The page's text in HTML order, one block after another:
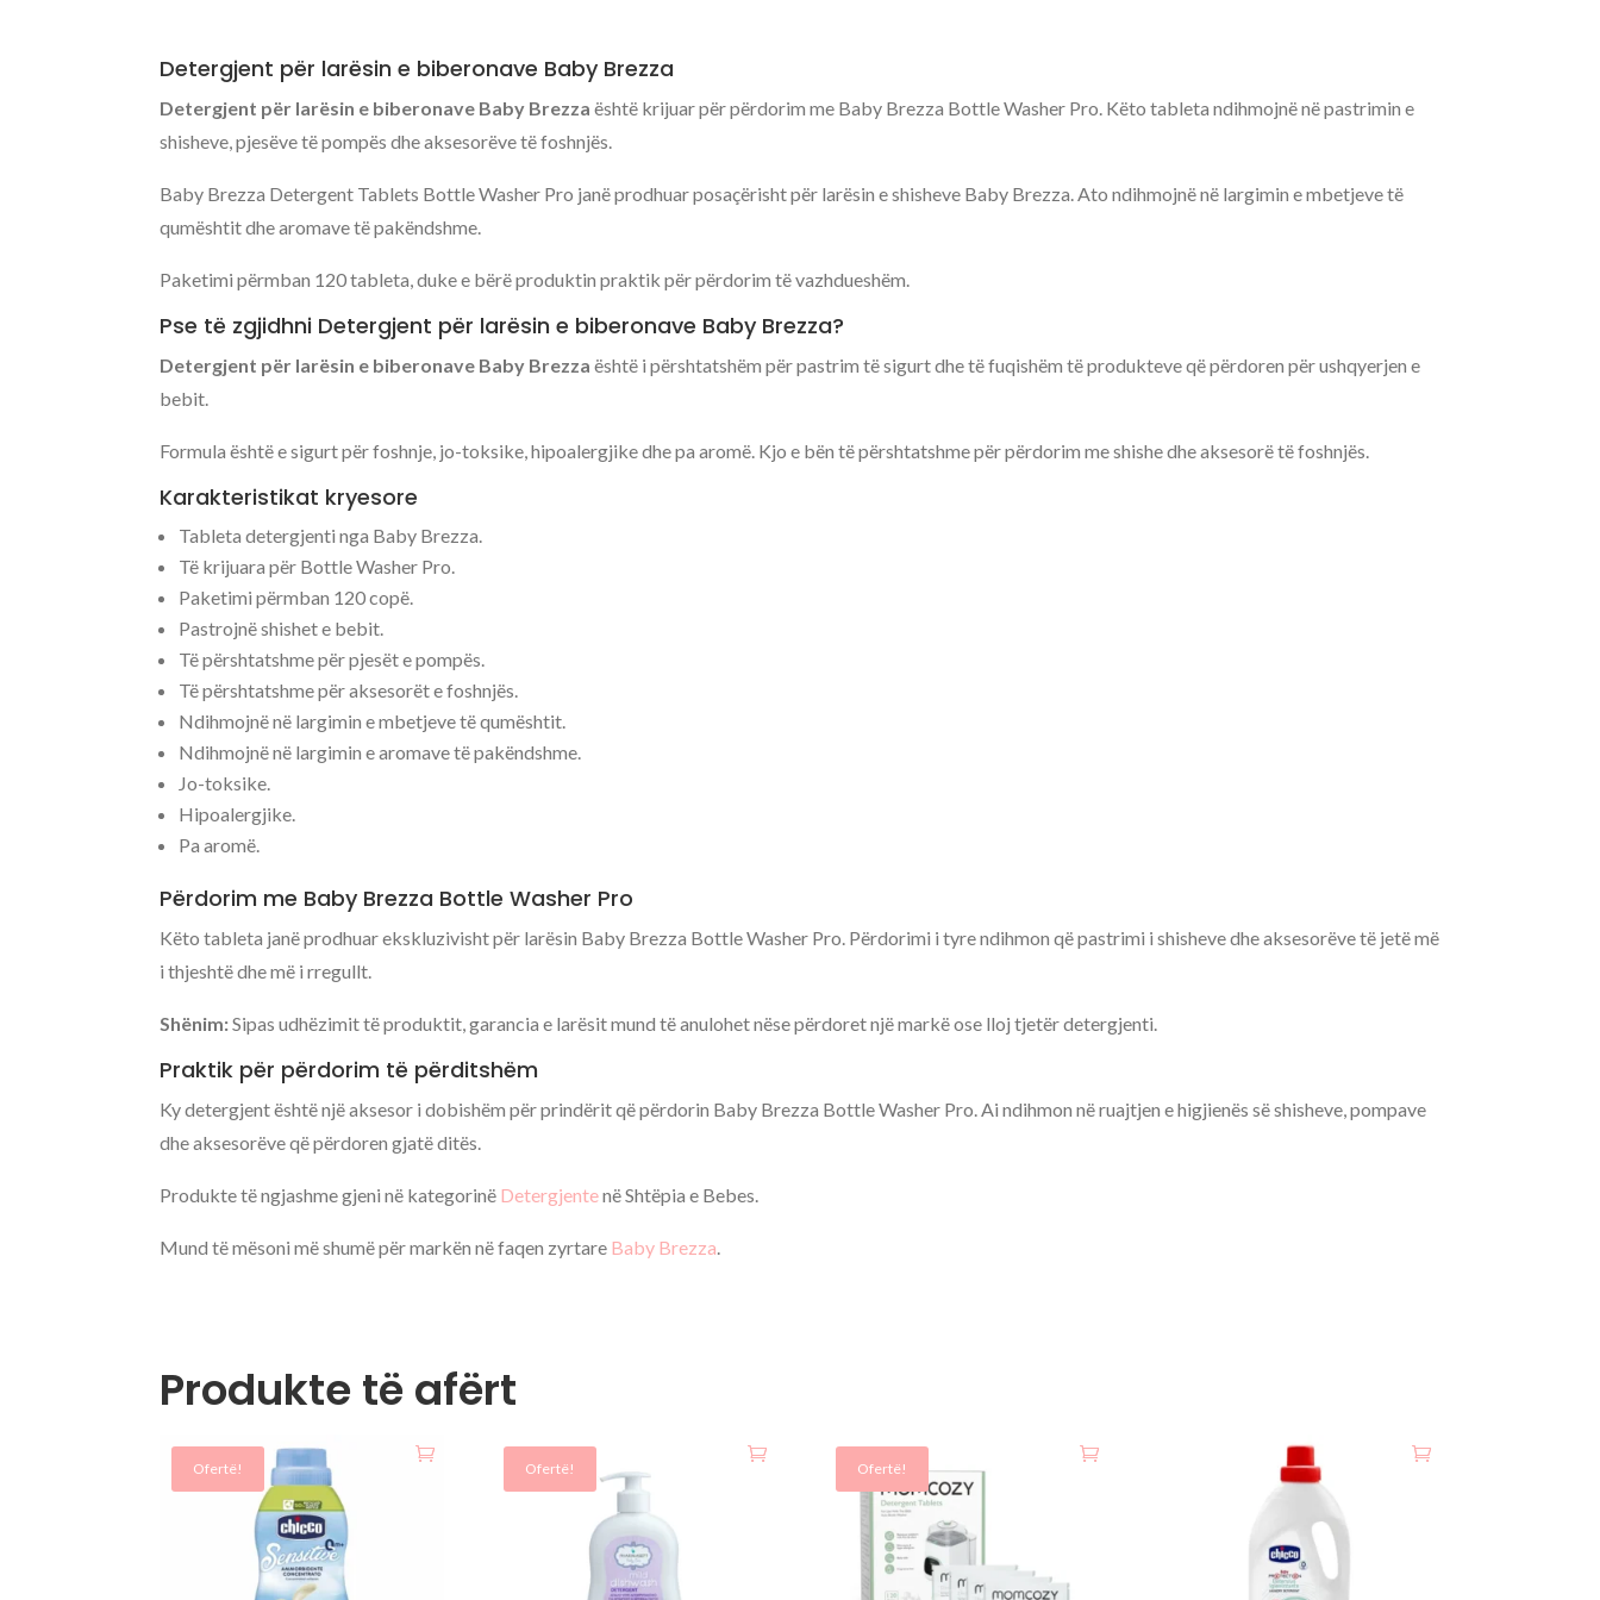
Detergjent për larësin e biberonave Baby Brezza
Detergjent për larësin e biberonave Baby Brezza është krijuar për përdorim me Baby Brezza Bottle Washer Pro. Këto tableta ndihmojnë në pastrimin e
shisheve, pjesëve të pompës dhe aksesorëve të foshnjës.
Baby Brezza Detergent Tablets Bottle Washer Pro janë prodhuar posaçërisht për larësin e shisheve Baby Brezza. Ato ndihmojnë në largimin e mbetjeve të
qumështit dhe aromave të pakëndshme.
Paketimi përmban 120 tableta, duke e bërë produktin praktik për përdorim të vazhdueshëm.
Pse të zgjidhni Detergjent për larësin e biberonave Baby Brezza?
Detergjent për larësin e biberonave Baby Brezza është i përshtatshëm për pastrim të sigurt dhe të fuqishëm të produkteve që përdoren për ushqyerjen e
bebit.
Formula është e sigurt për foshnje, jo-toksike, hipoalergjike dhe pa aromë. Kjo e bën të përshtatshme për përdorim me shishe dhe aksesorë të foshnjës.
Karakteristikat kryesore
Tableta detergjenti nga Baby Brezza.
Të krijuara për Bottle Washer Pro.
Paketimi përmban 120 copë.
Pastrojnë shishet e bebit.
Të përshtatshme për pjesët e pompës.
Të përshtatshme për aksesorët e foshnjës.
Ndihmojnë në largimin e mbetjeve të qumështit.
Ndihmojnë në largimin e aromave të pakëndshme.
Jo-toksike.
Hipoalergjike.
Pa aromë.
Përdorim me Baby Brezza Bottle Washer Pro
Këto tableta janë prodhuar ekskluzivisht për larësin Baby Brezza Bottle Washer Pro. Përdorimi i tyre ndihmon që pastrimi i shisheve dhe aksesorëve të jetë më
i thjeshtë dhe më i rregullt.
Shënim:Sipas udhëzimit të produktit, garancia e larësit mund të anulohet nëse përdoret një markë ose lloj tjetër detergjenti.
Praktik për përdorim të përditshëm
Ky detergjent është një aksesor i dobishëm për prindërit që përdorin Baby Brezza Bottle Washer Pro. Ai ndihmon në ruajtjen e higjienës së shisheve, pompave
dhe aksesorëve që përdoren gjatë ditës.
Produkte të ngjashme gjeni në kategorinë Detergjentenë Shtëpia e Bebes.
Mund të mësoni më shumë për markën në faqen zyrtare Baby Brezza.
Produkte të afërt
Ofertë! Ofertë! Ofertë!